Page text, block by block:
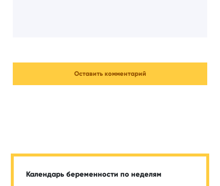
Календарь беременности по неделям